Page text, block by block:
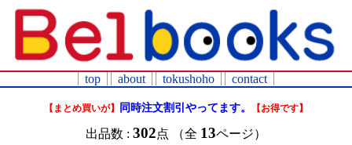
top about tokushoho contact
【まとめ買いが】 同時注文割引やってます。 【お得です】
出品数 : 302点 （全 13ページ）